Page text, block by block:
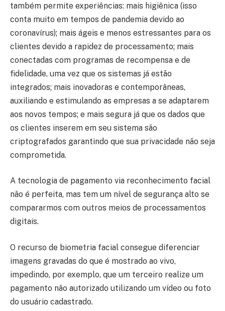
também permite experiências: mais higiênica (isso
conta muito em tempos de pandemia devido ao
coronavírus); mais ágeis e menos estressantes para os
clientes devido a rapidez de processamento; mais
conectadas com programas de recompensa e de
fidelidade, uma vez que os sistemas já estão
integrados; mais inovadoras e contemporâneas,
auxiliando e estimulando as empresas a se adaptarem
aos novos tempos; e mais segura já que os dados que
os clientes inserem em seu sistema são
criptografados garantindo que sua privacidade não seja
comprometida.
A tecnologia de pagamento via reconhecimento facial
não é perfeita, mas tem um nível de segurança alto se
compararmos com outros meios de processamentos
digitais.
O recurso de biometria facial consegue diferenciar
imagens gravadas do que é mostrado ao vivo,
impedindo, por exemplo, que um terceiro realize um
pagamento não autorizado utilizando um vídeo ou foto
do usuário cadastrado.